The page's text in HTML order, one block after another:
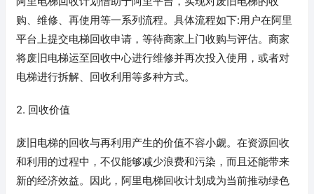
购、维修、再使用等一系列流程。具体流程如下:用户在阿里
平台上提交电梯回收申请，等待商家上门收购与评估。商家
将废旧电梯运至回收中心进行维修并再次投入使用，或者对
电梯进行拆解、回收利用等多种方式。
2. 回收价值
废旧电梯的回收与再利用产生的价值不容小觑。在资源回收
和利用的过程中，不仅能够减少浪费和污染，而且还能带来
新的经济效益。因此，阿里电梯回收计划成为当前推动绿色